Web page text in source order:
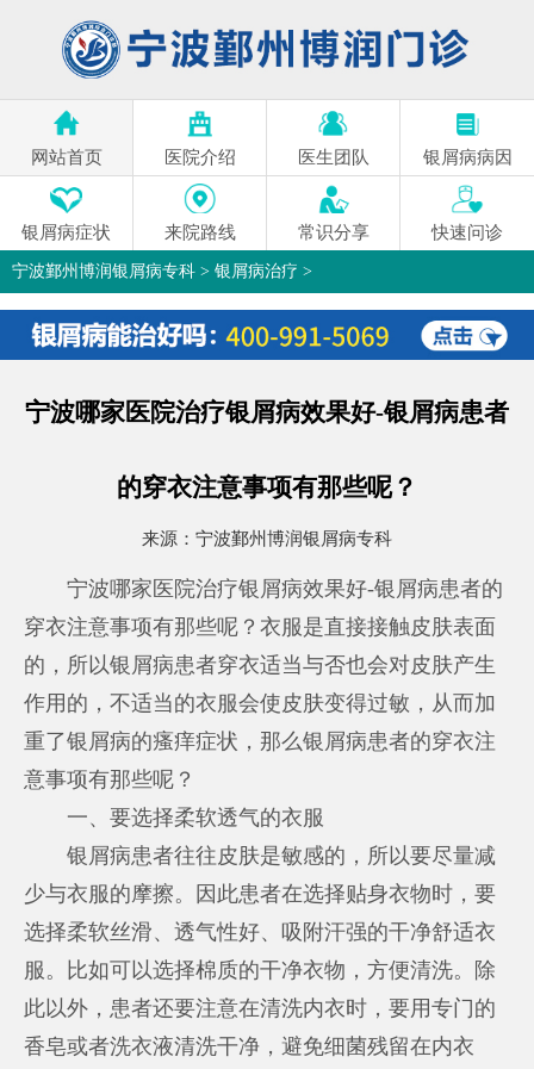
网站首页 医院介绍 医生团队 银屑病病因
银屑病症状 来院路线 常识分享 快速问诊
宁波鄞州博润银屑病专科 > 银屑病治疗 >
宁波哪家医院治疗银屑病效果好-银屑病患者
的穿衣注意事项有那些呢？
来源： 宁波鄞州博润银屑病专科
宁波哪家医院治疗银屑病效果好-银屑病患者的
穿衣注意事项有那些呢？衣服是直接接触皮肤表面
的，所以银屑病患者穿衣适当与否也会对皮肤产生
作用的，不适当的衣服会使皮肤变得过敏，从而加
重了银屑病的瘙痒症状，那么银屑病患者的穿衣注
意事项有那些呢？
一、要选择柔软透气的衣服
银屑病患者往往皮肤是敏感的，所以要尽量减
少与衣服的摩擦。因此患者在选择贴身衣物时，要
选择柔软丝滑、透气性好、吸附汗强的干净舒适衣
服。比如可以选择棉质的干净衣物，方便清洗。除
此以外，患者还要注意在清洗内衣时，要用专门的
香皂或者洗衣液清洗干净，避免细菌残留在内衣